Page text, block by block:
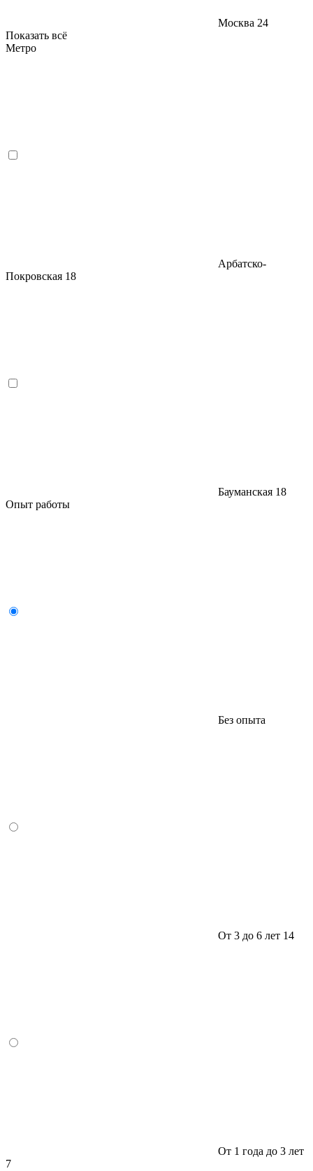
Москва 24
Показать всё
Метро
Арбатско-
Покровская 18
Бауманская 18
Опыт работы
Без опыта
От 3 до 6 лет 14
От 1 года до 3 лет
7